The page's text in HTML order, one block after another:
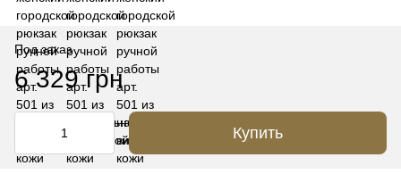
Под заказ
6 329 грн
Купить